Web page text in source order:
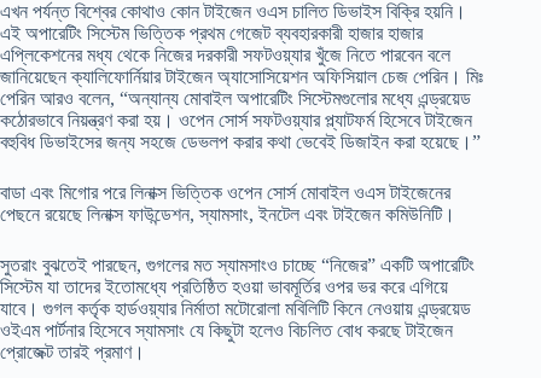
এখন পর্যন্ত বিশ্বের কোথাও কোন টাইজেন ওএস চালিত ডিভাইস বিক্রি হয়নি।
এই অপারেটিং সিস্টেম ভিত্তিক প্রথম গেজেট ব্যবহারকারী হাজার হাজার
এপ্লিকেশনের মধ্য থেকে নিজের দরকারী সফটওয়্যার খুঁজে নিতে পারবেন বলে
জানিয়েছেন ক্যালিফোর্নিয়ার টাইজেন অ্যাসোসিয়েশন অফিসিয়াল চেজ পেরিন। মিঃ
পেরিন আরও বলেন, “অন্যান্য মোবাইল অপারেটিং সিস্টেমগুলোর মধ্যে এন্ড্রয়েড
কঠোরভাবে নিয়ন্ত্রণ করা হয়। ওপেন সোর্স সফটওয়্যার প্ল্যাটফর্ম হিসেবে টাইজেন
বহুবিধ ডিভাইসের জন্য সহজে ডেভলপ করার কথা ভেবেই ডিজাইন করা হয়েছে।”
বাডা এবং মিগোর পরে লিনাক্স ভিত্তিক ওপেন সোর্স মোবাইল ওএস টাইজেনের
পেছনে রয়েছে লিনাক্স ফাউন্ডেশন, স্যামসাং, ইনটেল এবং টাইজেন কমিউনিটি।
সুতরাং বুঝতেই পারছেন, গুগলের মত স্যামসাংও চাচ্ছে “নিজের” একটি অপারেটিং
সিস্টেম যা তাদের ইতোমধ্যে প্রতিষ্ঠিত হওয়া ভাবমূর্তির ওপর ভর করে এগিয়ে
যাবে। গুগল কর্তৃক হার্ডওয়্যার নির্মাতা মটোরোলা মবিলিটি কিনে নেওয়ায় এন্ড্রয়েড
ওইএম পার্টনার হিসেবে স্যামসাং যে কিছুটা হলেও বিচলিত বোধ করছে টাইজেন
প্রোজেক্ট তারই প্রমাণ।